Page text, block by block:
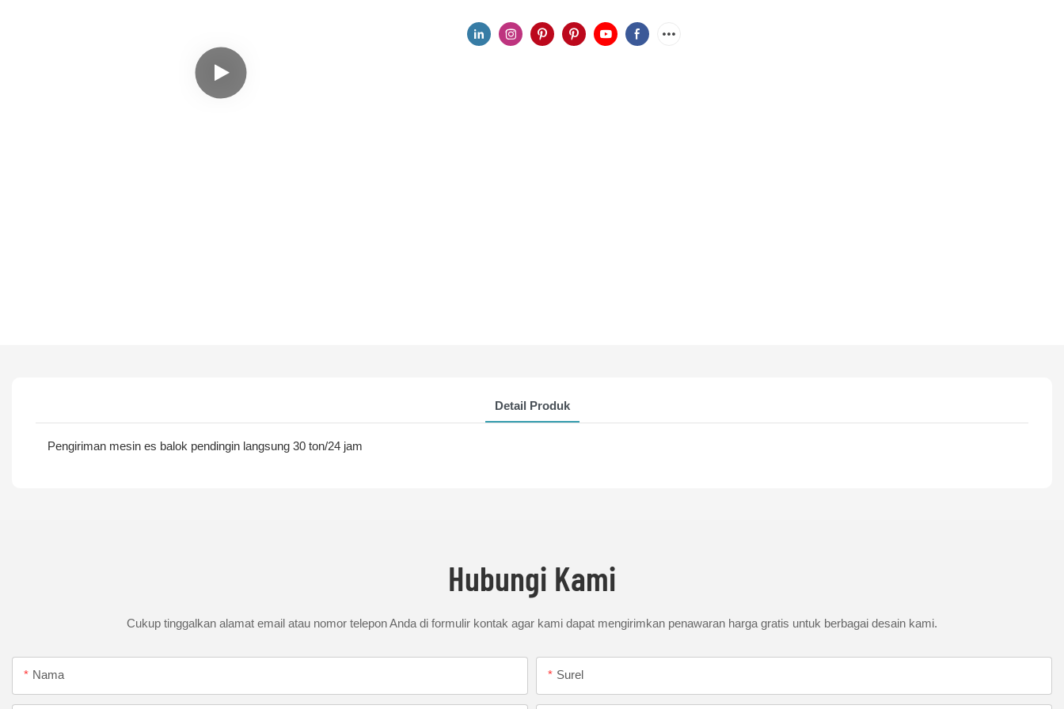
Detail Produk
Pengiriman mesin es balok pendingin langsung 30 ton/24 jam
Hubungi Kami
Cukup tinggalkan alamat email atau nomor telepon Anda di formulir kontak agar kami dapat mengirimkan penawaran harga gratis untuk berbagai desain kami.
Nama Surel